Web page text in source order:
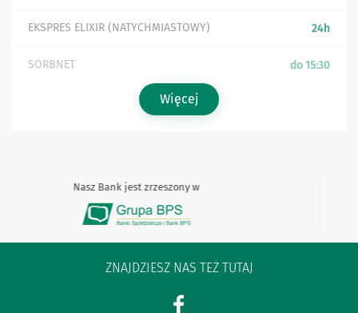
Więcej
EKSPRES ELIXIR (NATYCHMIASTOWY) 24h
SORBNET do 15:30
Nasz Bank jest zrzeszony w
ZNAJDZIESZ NAS TEŻ TUTAJ